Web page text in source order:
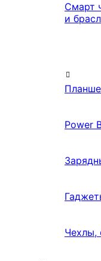
Смарт
и
Power
Чехлы,